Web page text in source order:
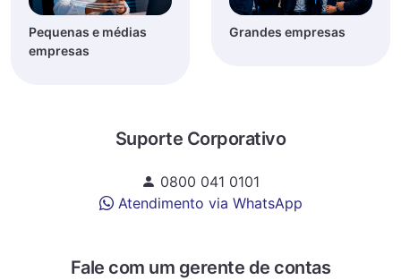
Pequenas e médias
empresas
Grandes empresas
Suporte Corporativo
0800 041 0101
Atendimento via WhatsApp
Fale com um gerente de contas